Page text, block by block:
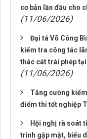
cơ bản lần đầu cho
(11/06/2026)
Đại tá Võ Công
kiểm tra công tác
thác cát trái phép
(11/06/2026)
Tăng cường
điểm thi tốt nghiệp
Hội nghị rà soát
trình gặp mặt, biểu